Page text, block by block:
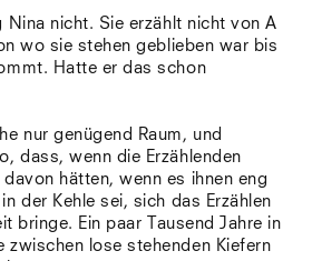
Nina nicht. Sie erzählt nicht von A
wo sie stehen geblieben war bis
Hatte er das schon
nur genügend Raum, und
dass, wenn die Erzählenden
hätten, wenn es ihnen eng
der Kehle sei, sich das Erzählen
bringe. Ein paar Tausend Jahre in
zwischen lose stehenden Kiefern